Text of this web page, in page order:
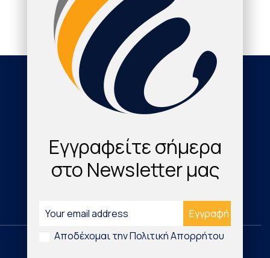
The Journal
Contact
Εγγραφείτε σήμερα
στο Newsletter μας
Αποδέχομαι την Πολιτική Απορρήτου